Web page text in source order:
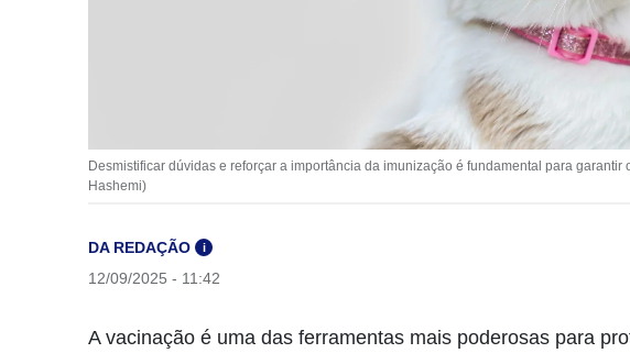
Desmistificar dúvidas e reforçar a importância da imunização é fundamental para
Hashemi)
DA REDAÇÃO i
12/09/2025 - 11:42
A vacinação é uma das ferramentas mais poderosas para